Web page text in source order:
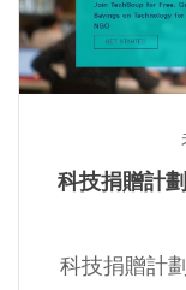
科技捐贈計
科技捐贈計